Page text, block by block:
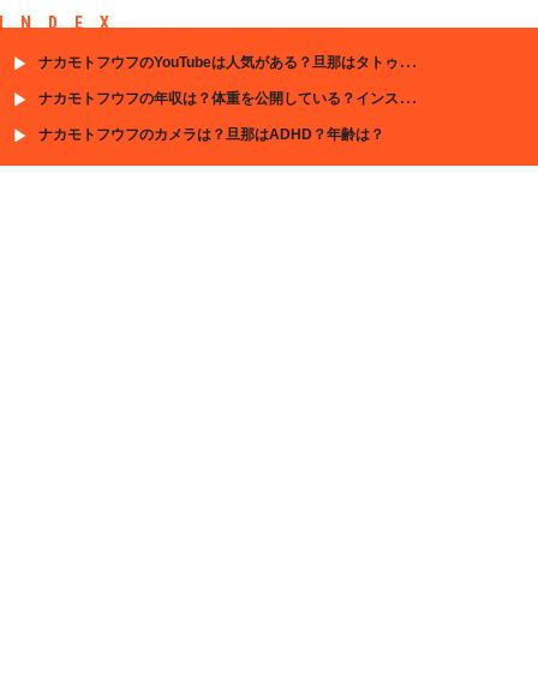
INDEX
ナカモトフウフのYouTubeは人気がある？旦那はタトゥーがある？仕事は？
ナカモトフウフの年収は？体重を公開している？インスタアカウントがある？
ナカモトフウフのカメラは？旦那はADHD？年齢は？